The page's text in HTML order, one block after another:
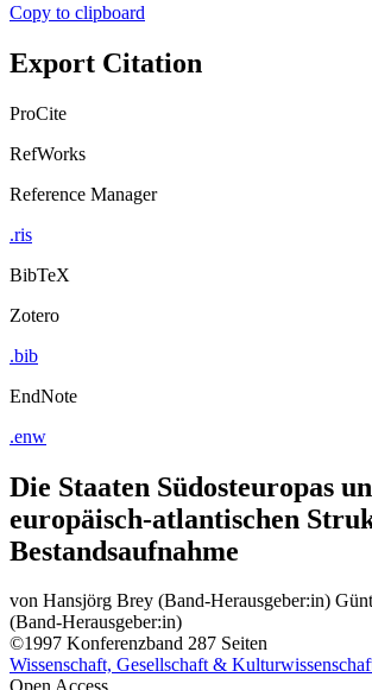
Copy to clipboard
Export Citation
ProCite
RefWorks
Reference Manager
.ris
BibTeX
Zotero
.bib
EndNote
.enw
Die Staaten Südosteuropas
europäisch-atlantischen
Bestandsaufnahme
von Hansjörg Brey (Band-Herausgeber:in)
(Band-Herausgeber:in)
©1997 Konferenzband 287 Seiten
Wissenschaft, Gesellschaft &